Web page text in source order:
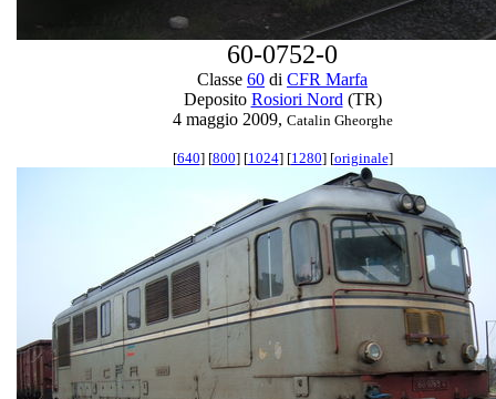
60-0752-0
Classe 60 di CFR Marfa
Deposito Rosiori Nord (TR)
4 maggio 2009, Catalin Gheorghe
[640] [800] [1024] [1280] [originale]